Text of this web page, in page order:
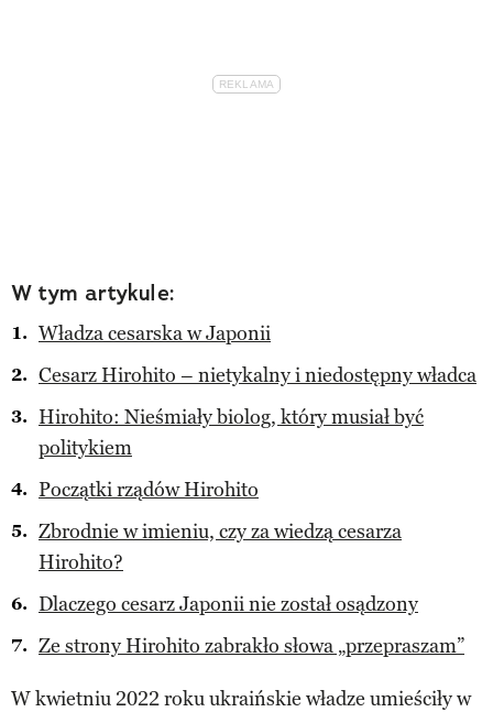
W tym artykule:
Władza cesarska w Japonii
Cesarz Hirohito – nietykalny i niedostępny władca
Hirohito: Nieśmiały biolog, który musiał być
politykiem
Początki rządów Hirohito
Zbrodnie w imieniu, czy za wiedzą cesarza
Hirohito?
Dlaczego cesarz Japonii nie został osądzony
Ze strony Hirohito zabrakło słowa „przepraszam”
W kwietniu 2022 roku ukraińskie władze umieściły w